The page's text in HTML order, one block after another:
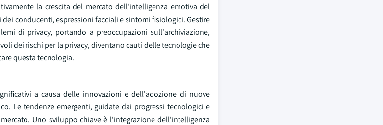
la crescita del mercato dell'intelligenza emotiva del
conducenti, espressioni facciali e sintomi fisiologici. Gestire
di privacy, portando a preoccupazioni sull'archiviazione,
dei rischi per la privacy, diventano cauti delle tecnologie che
questa tecnologia.
a causa delle innovazioni e dell'adozione di nuove
Le tendenze emergenti, guidate dai progressi tecnologici e
Uno sviluppo chiave è l'integrazione dell'intelligenza